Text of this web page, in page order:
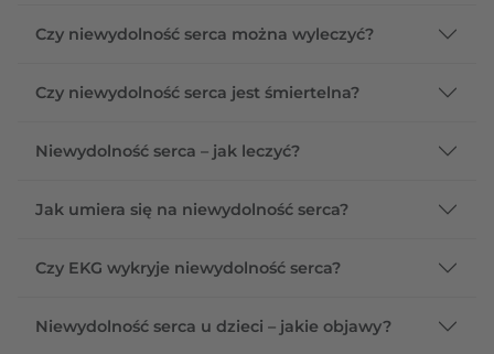
Czy niewydolność serca można wyleczyć?
Czy niewydolność serca jest śmiertelna?
Niewydolność serca – jak leczyć?
Jak umiera się na niewydolność serca?
Czy EKG wykryje niewydolność serca?
Niewydolność serca u dzieci – jakie objawy?